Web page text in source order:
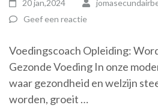
20 jan,2024
Geef een reactie
Voedingscoach Opleiding:
Gezonde Voeding In onze
waar gezondheid en welzijn
worden, groeit …